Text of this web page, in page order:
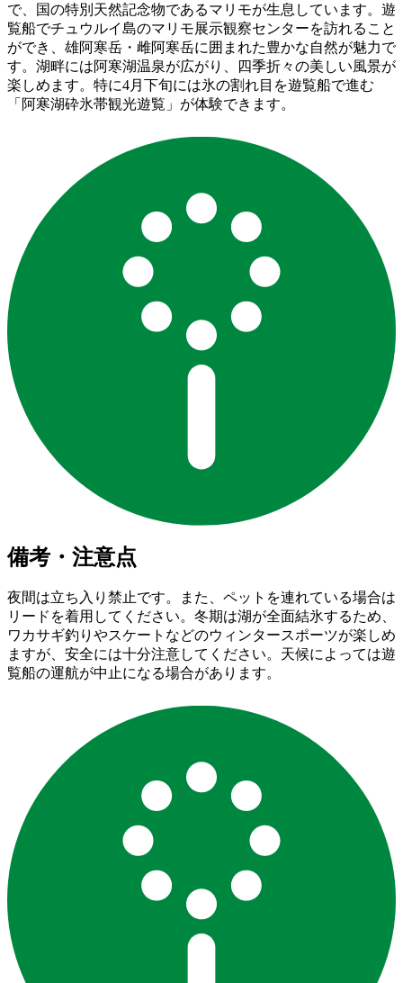
で、国の特別天然記念物であるマリモが生息しています。遊
覧船でチュウルイ島のマリモ展示観察センターを訪れること
ができ、雄阿寒岳・雌阿寒岳に囲まれた豊かな自然が魅力で
す。湖畔には阿寒湖温泉が広がり、四季折々の美しい風景が
楽しめます。特に4月下旬には氷の割れ目を遊覧船で進む
「阿寒湖砕氷帯観光遊覧」が体験できます。
備考・注意点
夜間は立ち入り禁止です。また、ペットを連れている場合は
リードを着用してください。冬期は湖が全面結氷するため、
ワカサギ釣りやスケートなどのウィンタースポーツが楽しめ
ますが、安全には十分注意してください。天候によっては遊
覧船の運航が中止になる場合があります。